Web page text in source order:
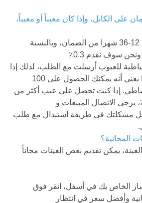
الضمان على الكابل، وإذا كان معيباً أو معيباً،
ج: جميع كابلاتنا تباع مع 12-36 شهرا من الضمان، وبالنسبة
سوف نقدم 0.3٪
للعيوب أرسلت مع الطلب، لذلك إذا
إذا كنت تحصل على عيب أكثر من
مشكلتك في طريقة استبدال مع طلب
المجانية؟
يمكن تقديم بعض العينات مجاناً
الخاص بك في أسفل، انقر فوق
وأفضل سعر في انتظار